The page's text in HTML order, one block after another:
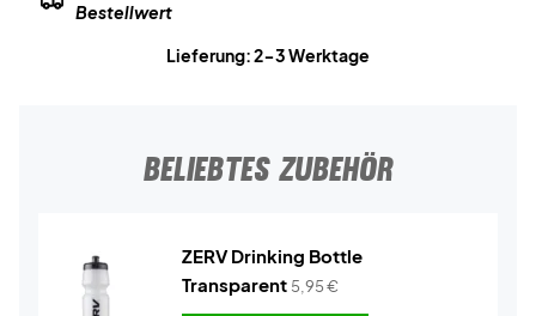
Bestellwert
Lieferung: 2-3 Werktage
BELIEBTES ZUBEHÖR
ZERV Drinking Bottle
Transparent 5,95€